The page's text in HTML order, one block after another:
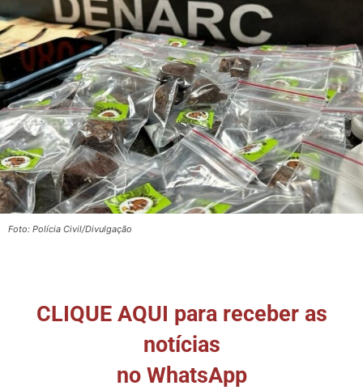
Foto: Polícia Civil/Divulgação
CLIQUE AQUI para receber as
notícias
no WhatsApp